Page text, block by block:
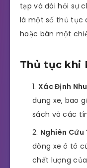
tạp và đòi hỏi sự
là một số thủ tục
hoặc bán một
Thủ tục khi
Xác Định
dụng xe, bao
sách và các
Nghiên Cứu
dòng xe ô tô
chất lượng